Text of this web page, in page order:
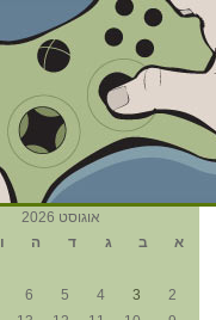
אוגוסט 2026
א
ב ג ד ה ו
2
3
4
5
6